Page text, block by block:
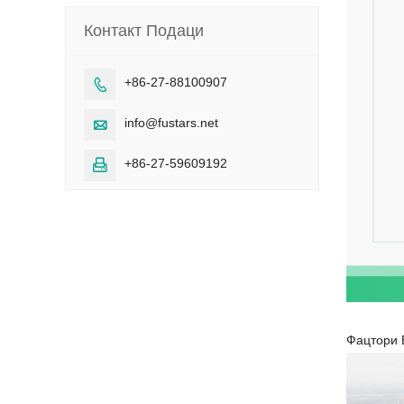
Фацтори
Контакт Подаци
 +86-27-88100907
 info@fustars.net
 +86-27-59609192